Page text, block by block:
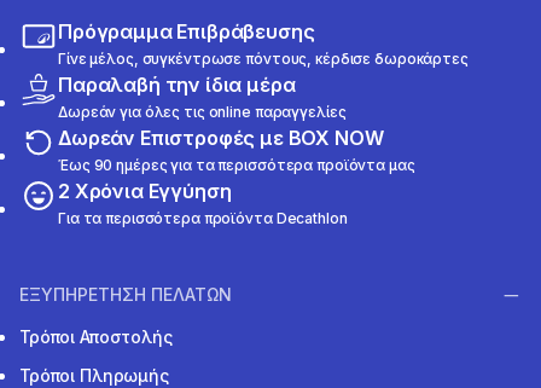
Πρόγραμμα Επιβράβευσης
Γίνε μέλος, συγκέντρωσε πόντους, κέρδισε δωροκάρτες
Παραλαβή την ίδια μέρα
Δωρεάν για όλες τις online παραγγελίες
Δωρεάν Επιστροφές με BOX NOW
Έως 90 ημέρες για τα περισσότερα προϊόντα μας
2 Χρόνια Εγγύηση
Για τα περισσότερα προϊόντα Decathlon
ΕΞΥΠΗΡΕΤΗΣΗ ΠΕΛΑΤΩΝ
Τρόποι Αποστολής
Τρόποι Πληρωμής